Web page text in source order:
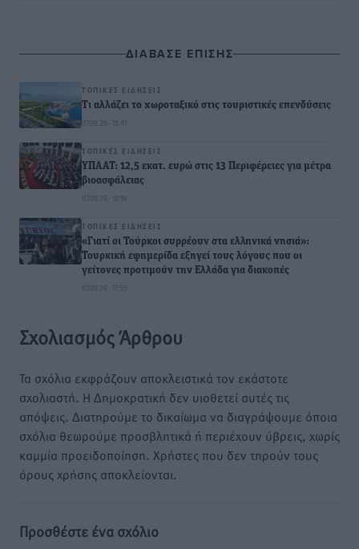
ΔΙΑΒΑΣΕ ΕΠΙΣΗΣ
ΤΟΠΙΚΈΣ ΕΙΔΉΣΕΙΣ
Τι αλλάζει το χωροταξικό στις τουριστικές επενδύσεις
07.08.26 · 18:41
ΤΟΠΙΚΈΣ ΕΙΔΉΣΕΙΣ
ΥΠΑΑΤ: 12,5 εκατ. ευρώ στις 13 Περιφέρειες για μέτρα
βιοασφάλειας
07.08.26 · 18:19
ΤΟΠΙΚΈΣ ΕΙΔΉΣΕΙΣ
«Γιατί οι Τούρκοι συρρέουν στα ελληνικά νησιά»:
Τουρκική εφημερίδα εξηγεί τους λόγους που οι
γείτονες προτιμούν την Ελλάδα για διακοπές
07.08.26 · 17:55
Σχολιασμός Άρθρου
Τα σχόλια εκφράζουν αποκλειστικά τον εκάστοτε
σχολιαστή. Η Δημοκρατική δεν υιοθετεί αυτές τις
απόψεις. Διατηρούμε το δικαίωμα να διαγράψουμε όποια
σχόλια θεωρούμε προσβλητικά ή περιέχουν ύβρεις, χωρίς
καμμία προειδοποίηση. Χρήστες που δεν τηρούν τους
όρους χρήσης αποκλείονται.
Προσθέστε ένα σχόλιο